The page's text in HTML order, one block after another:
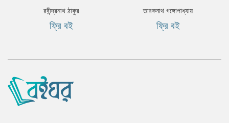
রবীন্দ্রনাথ ঠাকুর
ফ্রি বই
তারকনাথ গঙ্গোপাধ্যায়
ফ্রি বই